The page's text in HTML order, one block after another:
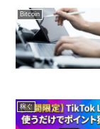
Bitcoin
稼ぐ